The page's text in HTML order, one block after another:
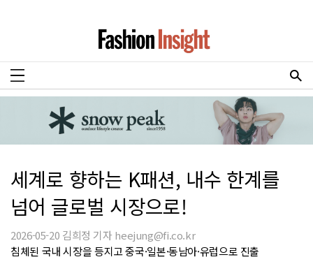
세계로 향하는 K패션, 내수 한계를
넘어 글로벌 시장으로!
2026-05-20 김희정 기자 heejung@fi.co.kr
침체된 국내 시장을 등지고 중국·일본·동남아·유럽으로 진출